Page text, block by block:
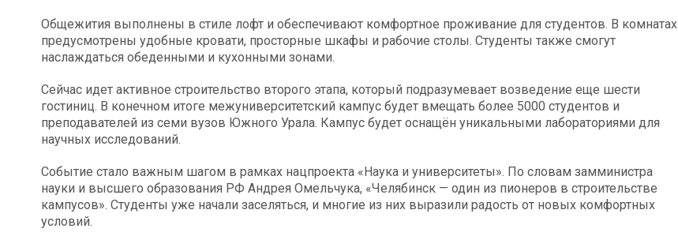
Общежития выполнены в стиле лофт и обеспечивают комфортное проживание для студентов. В комнатах
предусмотрены удобные кровати, просторные шкафы и рабочие столы. Студенты также смогут
наслаждаться обеденными и кухонными зонами.
Сейчас идет активное строительство второго этапа, который подразумевает возведение еще шести
гостиниц. В конечном итоге межуниверситетский кампус будет вмещать более 5000 студентов и
преподавателей из семи вузов Южного Урала. Кампус будет оснащён уникальными лабораториями для
научных исследований.
Событие стало важным шагом в рамках нацпроекта «Наука и университеты». По словам замминистра
науки и высшего образования РФ Андрея Омельчука, «Челябинск — один из пионеров в строительстве
кампусов». Студенты уже начали заселяться, и многие из них выразили радость от новых комфортных
условий.